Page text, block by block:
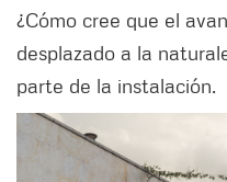
¿Cómo cree que el
desplazado a la
parte de la instalación.